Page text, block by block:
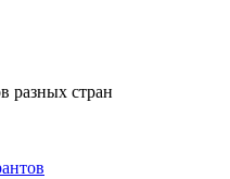
разных стран